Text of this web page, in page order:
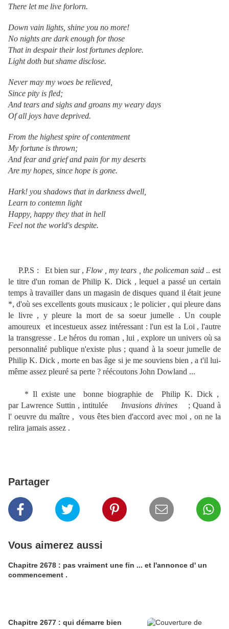
There let me live forlorn.
Down vain lights, shine you no more!
No nights are dark enough for those
That in despair their lost fortunes deplore.
Light doth but shame disclose.
Never may my woes be relieved,
Since pity is fled;
And tears and sighs and groans my weary days
Of all joys have deprived.
From the highest spire of contentment
My fortune is thrown;
And fear and grief and pain for my deserts
Are my hopes, since hope is gone.
Hark! you shadows that in darkness dwell,
Learn to contemn light
Happy, happy they that in hell
Feel not the world's despite.
P.P.S : Et bien sur , Flow , my tears , the policeman said.. est
le titre d'un roman de Philip K. Dick , lequel a passé un certain
temps à travailler dans un magasin de disques quand il était jeune
*, d'où ses excellents gouts musicaux ; le policier , qui pleure dans
le livre , y pleure la mort de sa soeur jumelle . Un couple
amoureux et incestueux assez intéressant : l'un est la Loi , l'autre
la transgresse . Le héros du roman , lui , explore un univers où sa
personnalité publique n'existe plus ; quand à la soeur jumelle de
Philip K. Dick , morte en bas âge si je me souviens bien , a t'il lui-
même assez pleuré sa perte ? réécoutons John Dowland ...
* Il existe une bonne biographie de Philip K. Dick ,
par Lawrence Suttin , intitulée Invasions divines
; Quand à
l' oeuvre du maître , vous êtes bien d'accord avec moi , on ne la
relira jamais assez .
Partager
Vous aimerez aussi
Chapitre 2678 : pas vraiment une fin ... et l'annonce d' un
commencement .
Chapitre 2677 : qui démarre bien